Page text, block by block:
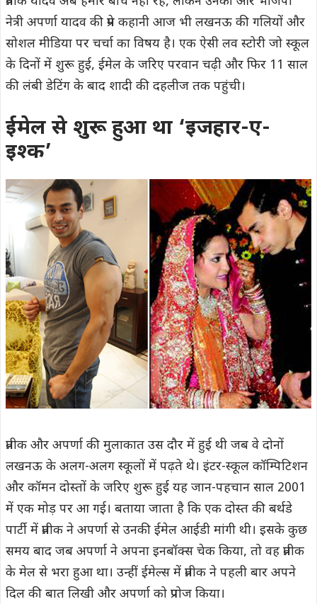
नेत्री अपर्णा यादव की प्रेम कहानी आज भी लखनऊ की गलियों और
सोशल मीडिया पर चर्चा का विषय है। एक ऐसी लव स्टोरी जो स्कूल
के दिनों में शुरू हुई, ईमेल के जरिए परवान चढ़ी और फिर 11 साल
की लंबी डेटिंग के बाद शादी की दहलीज तक पहुंची।
ईमेल से शुरू हुआ था ‘इजहार-ए-
इश्क’
प्रतीक और अपर्णा की मुलाकात उस दौर में हुई थी जब वे दोनों
लखनऊ के अलग-अलग स्कूलों में पढ़ते थे। इंटर-स्कूल कॉम्पिटिशन
और कॉमन दोस्तों के जरिए शुरू हुई यह जान-पहचान साल 2001
में एक मोड़ पर आ गई। बताया जाता है कि एक दोस्त की बर्थडे
पार्टी में प्रतीक ने अपर्णा से उनकी ईमेल आईडी मांगी थी। इसके कुछ
समय बाद जब अपर्णा ने अपना इनबॉक्स चेक किया, तो वह प्रतीक
के मेल से भरा हुआ था। उन्हीं ईमेल्स में प्रतीक ने पहली बार अपने
दिल की बात लिखी और अपर्णा को प्रपोज किया।